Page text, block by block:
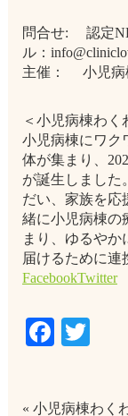
問合せ: 認定
ル：
主催： 小児病
＜小児病棟わく
小児病棟にワク
体が集まり、
が誕生しました
だい、家族を応
緒に小児病棟の
まり、ゆるや
届けるために連
FacebookTwitter
« 小児病棟わく